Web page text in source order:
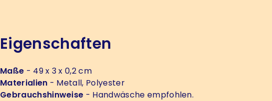
Eigenschaften
Maße - 49 x 3 x 0,2 cm
Materialien - Metall, Polyester
Gebrauchshinweise - Handwäsche empfohlen.